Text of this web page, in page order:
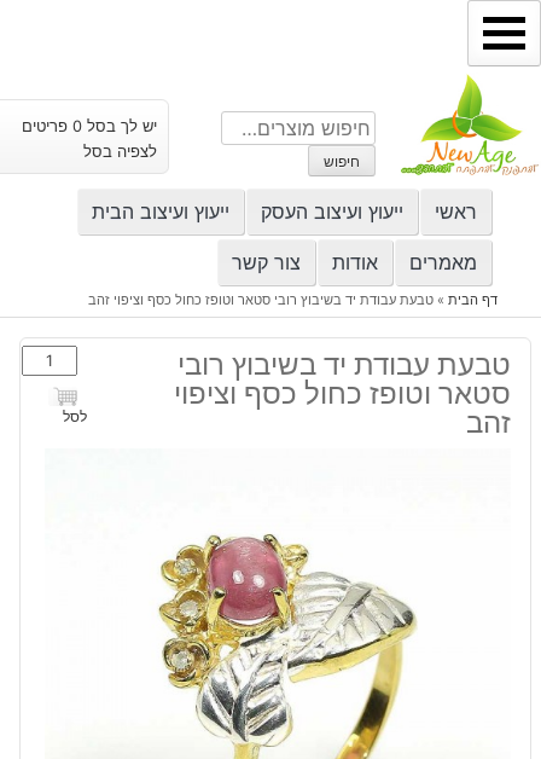
דילוג
לתוכן
חיפוש
עבור:
חיפוש
יש לך בסל 0 פריטים
לצפיה בסל
ראשי ייעוץ ועיצוב העסק ייעוץ ועיצוב הבית
מאמרים אודות צור קשר
דף הבית» טבעת עבודת יד בשיבוץ רובי סטאר וטופז כחול כסף וציפוי זהב
טבעת עבודת יד בשיבוץ רובי
סטאר וטופז כחול כסף וציפוי
זהב
כמות
של
טבעת
לסל